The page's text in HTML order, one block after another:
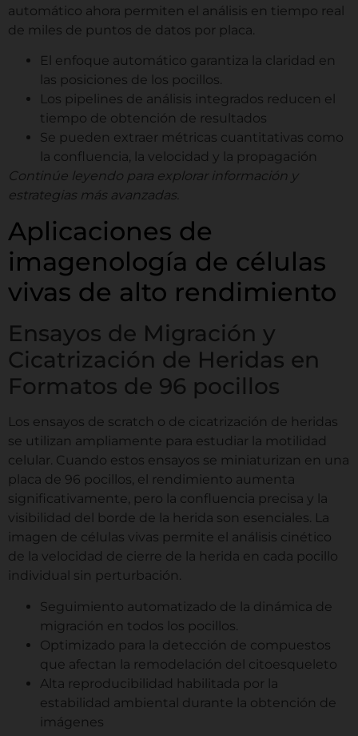
automático ahora permiten el análisis en tiempo real
de miles de puntos de datos por placa.
El enfoque automático garantiza la claridad en
las posiciones de los pocillos.
Los pipelines de análisis integrados reducen el
tiempo de obtención de resultados
Se pueden extraer métricas cuantitativas como
la confluencia, la velocidad y la propagación
Continúe leyendo para explorar información y
estrategias más avanzadas.
Aplicaciones de
imagenología de células
vivas de alto rendimiento
Ensayos de Migración y
Cicatrización de Heridas en
Formatos de 96 pocillos
Los ensayos de scratch o de cicatrización de heridas
se utilizan ampliamente para estudiar la motilidad
celular. Cuando estos ensayos se miniaturizan en una
placa de 96 pocillos, el rendimiento aumenta
significativamente, pero la confluencia precisa y la
visibilidad del borde de la herida son esenciales. La
imagen de células vivas permite el análisis cinético
de la velocidad de cierre de la herida en cada pocillo
individual sin perturbación.
Seguimiento automatizado de la dinámica de
migración en todos los pocillos.
Optimizado para la detección de compuestos
que afectan la remodelación del citoesqueleto
Alta reproducibilidad habilitada por la
estabilidad ambiental durante la obtención de
imágenes